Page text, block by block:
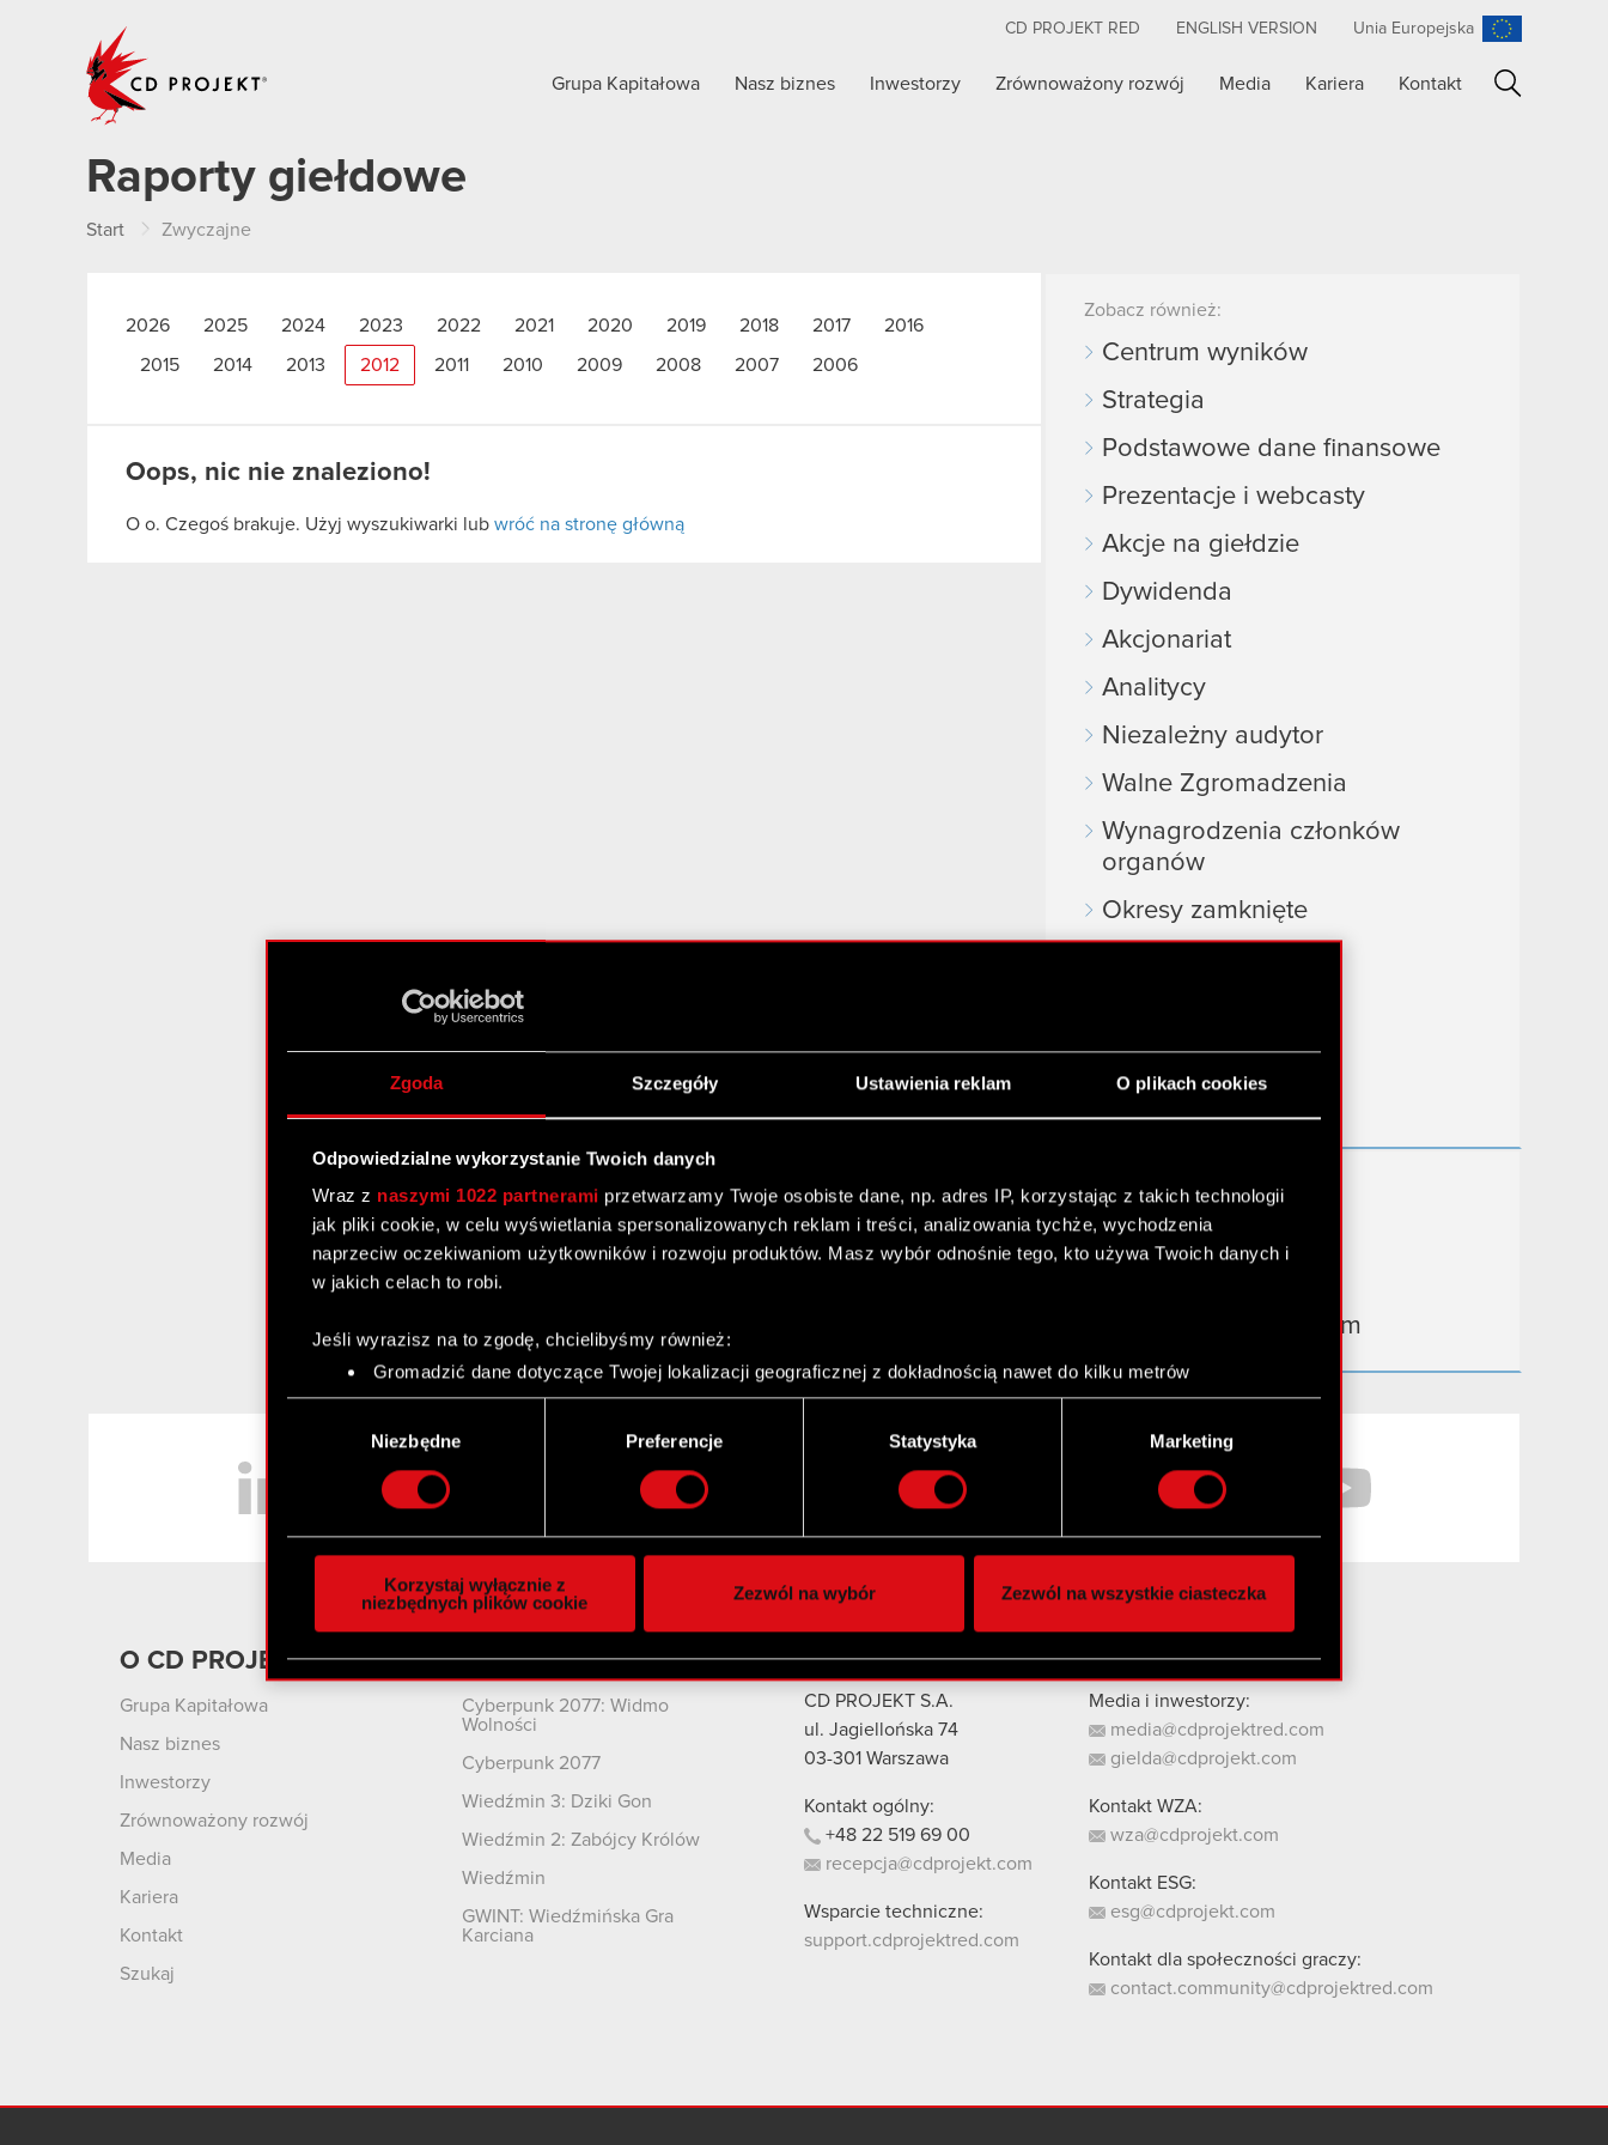
Zgoda Szczegóły Ustawienia reklam O plikach cookies
Odpowiedzialne wykorzystanie Twoich danych
Wraz z naszymi 1022 partnerami przetwarzamy Twoje osobiste dane, np. adres IP, korzystając z takich technologii
jak pliki cookie, w celu wyświetlania spersonalizowanych reklam i treści, analizowania tychże, wychodzenia
naprzeciw oczekiwaniom użytkowników i rozwoju produktów. Masz wybór odnośnie tego, kto używa Twoich danych i
w jakich celach to robi.
Jeśli wyrazisz na to zgodę, chcielibyśmy również:
Gromadzić dane dotyczące Twojej lokalizacji geograficznej z dokładnością nawet do kilku metrów
Identyfikować Twoje urządzenie, aktywnie analizując charakteryzującego je zbiory danych (fingerprinting,
Dowiedz się więcej odnośnie tego, jak Twoje osobiste dane są przetwarzane oraz ustaw własne preferencje w
szczegółów . W Deklaracji plików cookie możesz zmienić lub wycofać swoją zgodę w dowolnej chwili.
Wykorzystujemy pliki cookie do spersonalizowania treści i reklam, aby oferować funkcje społecznościowe i
społecznościowym, reklamowym i analitycznym. Partnerzy mogą połączyć te informacje z innymi danymi
otrzymanymi od Ciebie lub uzyskanymi podczas korzystania z ich usług. Kontynuując korzystanie z naszej witryny,
zgadasz się na używanie plików cookie.
Niezbędne Preferencje Statystyka Marketing
Korzystaj wyłącznie z
niezbędnych plików cookie
Zezwól na wybór Zezwól na wszystkie ciasteczka
CD PROJEKT RED ENGLISH VERSION Unia Europejska
Grupa Kapitałowa Nasz biznes Inwestorzy Zrównoważony rozwój Media Kariera Kontakt
Raporty giełdowe
Start Zwyczajne
2026 2025 2024 2023 2022 2021 2020 2019 2018 2017 2016
2015 2014 2013 2012 2011 2010 2009 2008 2007 2006
Oops, nic nie znaleziono!
O o. Czegoś brakuje. Użyj wyszukiwarki lub wróć na stronę główną
Zobacz również:
Centrum wyników
Strategia
Podstawowe dane finansowe
Prezentacje i webcasty
Akcje na giełdzie
Dywidenda
Akcjonariat
Analitycy
Niezależny audytor
Walne Zgromadzenia
Wynagrodzenia członków
organów
Okresy zamknięte
Przydatne linki
Kontakt IR
Dowiedz się więcej:
thewitcher.com
gear.cdprojektred.com
Facebook
O CD PROJEKT
Grupa Kapitałowa
Nasz biznes
Inwestorzy
Zrównoważony rozwój
Media
Kariera
Kontakt
Szukaj
Produkty
Cyberpunk 2077: Widmo
Wolności
Cyberpunk 2077
Wiedźmin 3: Dziki Gon
Wiedźmin 2: Zabójcy Królów
Wiedźmin
GWINT: Wiedźmińska Gra
Karciana
Kontakt
CD PROJEKT S.A.
ul. Jagiellońska 74
03-301 Warszawa
Kontakt ogólny:
+48 22 519 69 00
recepcja@cdprojekt.com
Wsparcie techniczne:
support.cdprojektred.com
Media i inwestorzy:
media@cdprojektred.com
gielda@cdprojekt.com
Kontakt WZA:
wza@cdprojekt.com
Kontakt ESG:
esg@cdprojekt.com
Kontakt dla społeczności graczy:
contact.community@cdprojektred.com